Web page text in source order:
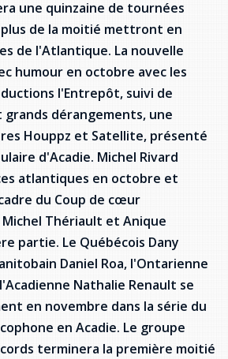
Mestres
pour la
une quinzaine de tournées
de la moitié mettront en
de l'Atlantique. La nouvelle
humour en octobre avec les
l'Entrepôt, suivi de
dérangements, une
Houppz et Satellite, présenté
d'Acadie. Michel Rivard
atlantiques en octobre et
du Coup de cœur
Thériault et Anique
partie. Le Québécois Dany
Daniel Roa, l'Ontarienne
Nathalie Renault se
en novembre dans la série du
en Acadie. Le groupe
terminera la première moitié